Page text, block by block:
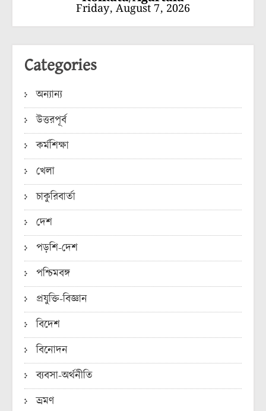
Friday, August 7, 2026
Categories
অন্যান্য
উত্তরপূর্ব
কর্মশিক্ষা
খেলা
চাকুরিবার্তা
দেশ
পড়শি-দেশ
পশ্চিমবঙ্গ
প্রযুক্তি-বিজ্ঞান
বিদেশ
বিনোদন
ব্যবসা-অর্থনীতি
ভ্রমণ